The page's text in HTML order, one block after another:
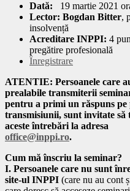
Dată: 19 martie 2021
Lector: Bogdan Bitter,
insolvență
Acreditare INPPI: 4
pregătire profesională
Înregistrare
ATENTIE: Persoanele care
prealabile transmiterii
pentru a primi un răspuns
transmisiunii, sunt invitate să
aceste întrebări la adresa
office@inppi.ro.
Cum mă înscriu la seminar?
I. Persoanele care nu sunt
site-ul INPPI (care nu au cont